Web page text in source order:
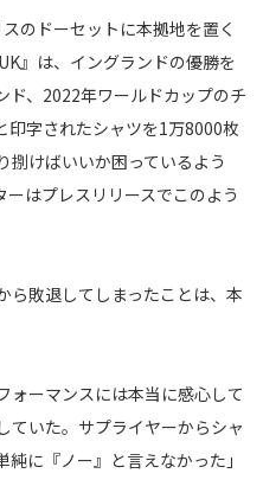
のドーセットに本拠地を置く
』は、イングランドの優勝を
ド、2022年ワールドカップのチ
印字されたシャツを1万8000枚
捌けばいいか困っているよう
はプレスリリースでこのよう
ら敗退してしまったことは、本
ォーマンスには本当に感心して
ていた。サプライヤーからシャ
に『ノー』と言えなかった」